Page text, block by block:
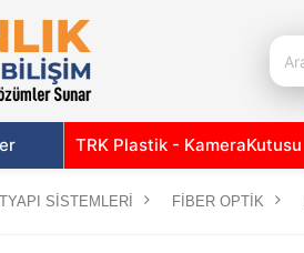
TRK Plastik - KameraKutusu
SİSTEMLERİ FİBER OPTİK